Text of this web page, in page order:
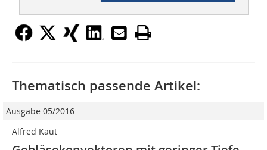
Thematisch passende Artikel:
Ausgabe 05/2016
Alfred Kaut